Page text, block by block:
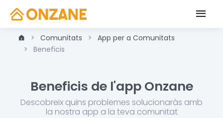
Comunitats
App per a Comunitats
Beneficis
Beneficis de l'app Onzane
Descobreix quins problemes solucionaràs amb
la nostra app a la teva comunitat